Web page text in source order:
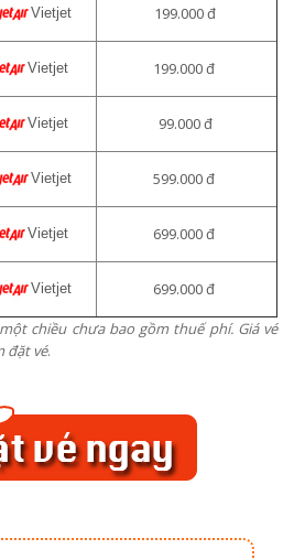
Vietjet 199.000 đ
Vietjet 199.000 đ
Vietjet 99.000 đ
Vietjet 599.000 đ
Vietjet 699.000 đ
Vietjet
699.000 đ
chiều chưa bao gồm thuế phí. Giá vé
đặt vé.